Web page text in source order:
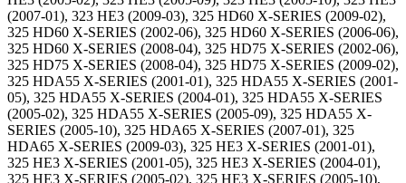
(2007-01), 323 HE3 (2009-03), 325 HD60 X-SERIES (2009-02),
325 HD60 X-SERIES (2002-06), 325 HD60 X-SERIES (2006-06),
325 HD60 X-SERIES (2008-04), 325 HD75 X-SERIES (2002-06),
325 HD75 X-SERIES (2008-04), 325 HD75 X-SERIES (2009-02),
325 HDA55 X-SERIES (2001-01), 325 HDA55 X-SERIES (2001-
05), 325 HDA55 X-SERIES (2004-01), 325 HDA55 X-SERIES
(2005-02), 325 HDA55 X-SERIES (2005-09), 325 HDA55 X-
SERIES (2005-10), 325 HDA65 X-SERIES (2007-01), 325
HDA65 X-SERIES (2009-03), 325 HE3 X-SERIES (2001-01),
325 HE3 X-SERIES (2001-05), 325 HE3 X-SERIES (2004-01),
325 HE3 X-SERIES (2005-02), 325 HE3 X-SERIES (2005-10),